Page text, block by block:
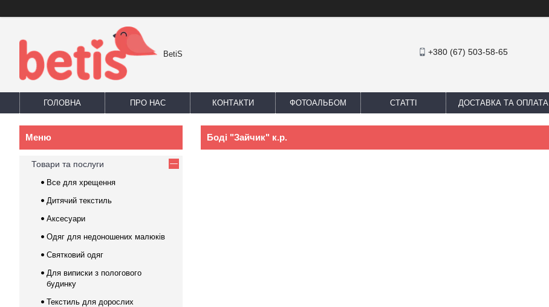
BetiS +380 (67) 503-58-65
ГОЛОВНА ПРО НАС КОНТАКТИ ФОТОАЛЬБОМ СТАТТІ ДОСТАВКА ТА ОПЛАТА
Боді "Зайчик" к.р.
Товари та послуги
Все для хрещення
Дитячий текстиль
Аксесуари
Одяг для недоношених малюків
Святковий одяг
Для виписки з пологового
будинку
Текстиль для дорослих